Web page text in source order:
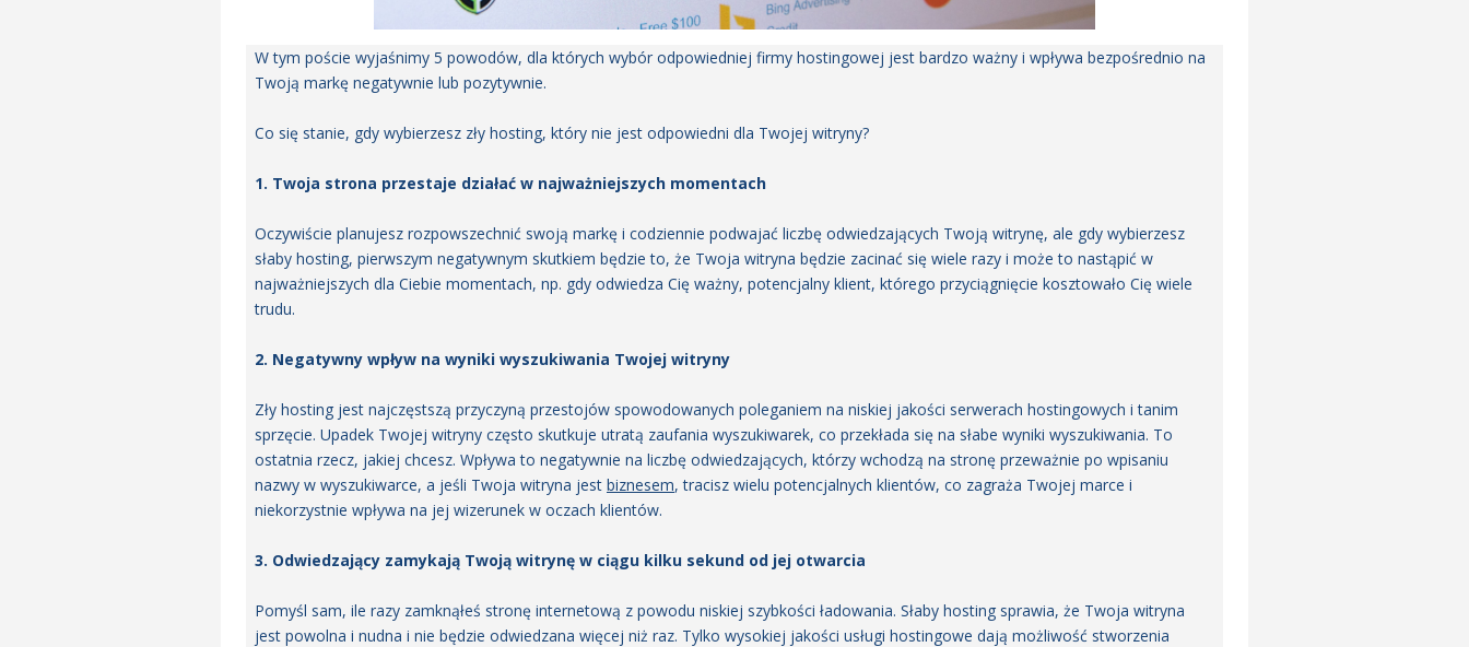
W tym poście wyjaśnimy 5 powodów, dla których wybór odpowiedniej firmy hostingowej jest bardzo ważny i wpływa bezpośrednio na
Twoją markę negatywnie lub pozytywnie.
Co się stanie, gdy wybierzesz zły hosting, który nie jest odpowiedni dla Twojej witryny?
1. Twoja strona przestaje działać w najważniejszych momentach
Oczywiście planujesz rozpowszechnić swoją markę i codziennie podwajać liczbę odwiedzających Twoją witrynę, ale gdy wybierzesz
słaby hosting, pierwszym negatywnym skutkiem będzie to, że Twoja witryna będzie zacinać się wiele razy i może to nastąpić w
najważniejszych dla Ciebie momentach, np. gdy odwiedza Cię ważny, potencjalny klient, którego przyciągnięcie kosztowało Cię wiele
trudu.
2. Negatywny wpływ na wyniki wyszukiwania Twojej witryny
Zły hosting jest najczęstszą przyczyną przestojów spowodowanych poleganiem na niskiej jakości serwerach hostingowych i tanim
sprzęcie. Upadek Twojej witryny często skutkuje utratą zaufania wyszukiwarek, co przekłada się na słabe wyniki wyszukiwania. To
ostatnia rzecz, jakiej chcesz. Wpływa to negatywnie na liczbę odwiedzających, którzy wchodzą na stronę przeważnie po wpisaniu
nazwy w wyszukiwarce, a jeśli Twoja witryna jest biznesem, tracisz wielu potencjalnych klientów, co zagraża Twojej marce i
niekorzystnie wpływa na jej wizerunek w oczach klientów.
3. Odwiedzający zamykają Twoją witrynę w ciągu kilku sekund od jej otwarcia
Pomyśl sam, ile razy zamknąłeś stronę internetową z powodu niskiej szybkości ładowania. Słaby hosting sprawia, że ​​Twoja witryna
jest powolna i nudna i nie będzie odwiedzana więcej niż raz. Tylko wysokiej jakości usługi hostingowe dają możliwość stworzenia